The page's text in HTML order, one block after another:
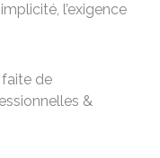
l’exigence
faite de
&